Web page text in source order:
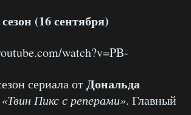
(16 сентября)
watch?v=PB-
сериала отДональда
«Твин Пикс с реперами». Главный